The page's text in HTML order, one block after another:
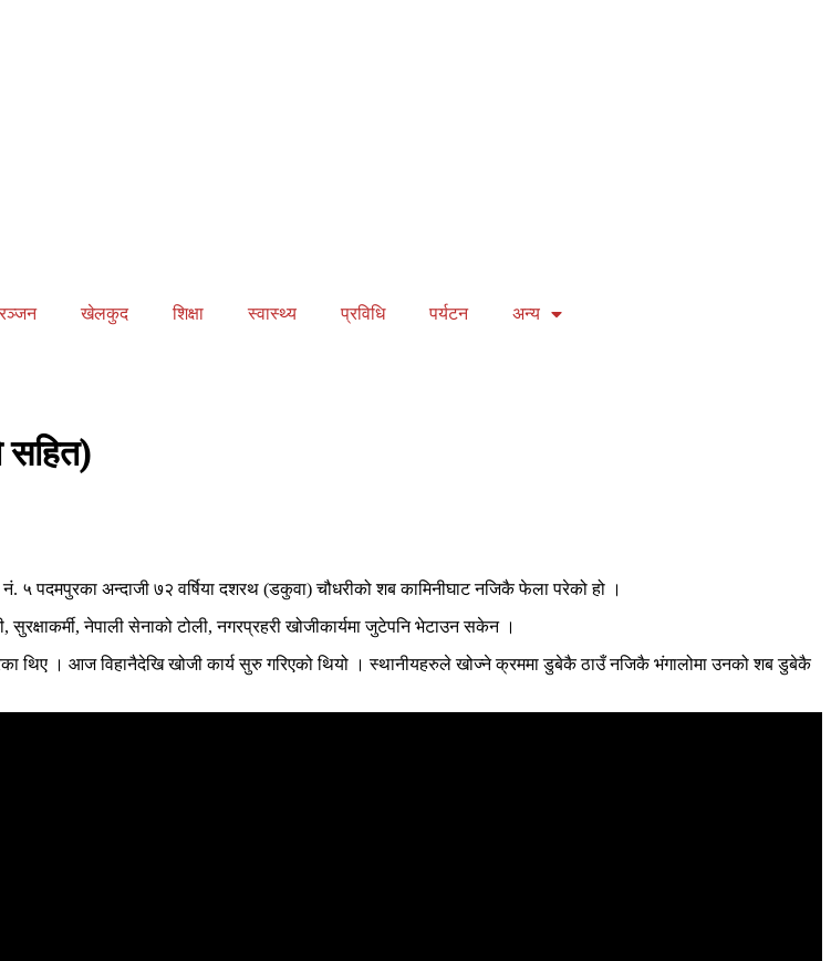
खेलकुद शिक्षा स्वास्थ्य प्रविधि पर्यटन अन्य
सहित)
५ पदमपुरका अन्दाजी ७२ वर्षिया दशरथ (डकुवा) चौधरीको शब कामिनीघाट नजिकै फेला परेको हो ।
नेपाली सेनाको टोली, नगरप्रहरी खोजीकार्यमा जुटेपनि भेटाउन सकेन ।
थिए । आज विहानैदेखि खोजी कार्य सुरु गरिएको थियो । स्थानीयहरुले खोज्ने क्रममा डुबेकै ठाउँ नजिकै भंगालोमा उनको शब डुबेकै